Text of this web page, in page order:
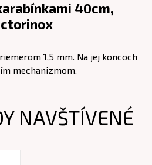
40cm,
1,5 mm. Na jej koncoch
mechanizmom.
NAVŠTÍVENÉ